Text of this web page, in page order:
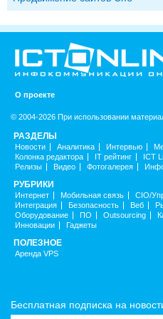
О проекте
© 2004-2026 При использовании
РАЗДЕЛЫ
Новости Аналитика Интервью
Колонка редактора
IT рейтинг ICT
Релизы
Видео Фотогалерея
РУБРИКИ
Интернет Мобильная связь CIO/
Интеграция
Безопасность Веб
Оборудование
ПО Outsourcing
Инновации
Гаджеты
ПОЛЕЗНОЕ
Аренда VPS
Бесплатная подписка на